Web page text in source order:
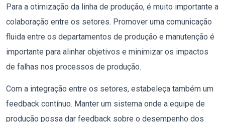
Para a otimização da linha de produção, é muito importante a
colaboração entre os setores. Promover uma comunicação
fluida entre os departamentos de produção e manutenção é
importante para alinhar objetivos e minimizar os impactos
de falhas nos processos de produção.
Com a integração entre os setores, estabeleça também um
feedback contínuo. Manter um sistema onde a equipe de
produção possa dar feedback sobre o desempenho dos